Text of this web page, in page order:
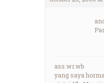
ass.wr.wb
yang saya